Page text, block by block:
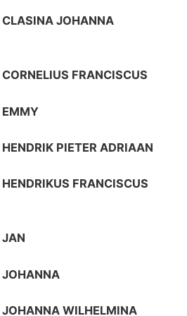
CLASINA JOHANNA
FRANCISCUS
EMMY
PIETER ADRIAAN
FRANCISCUS
JAN
JOHANNA
JOHANNA WILHELMINA